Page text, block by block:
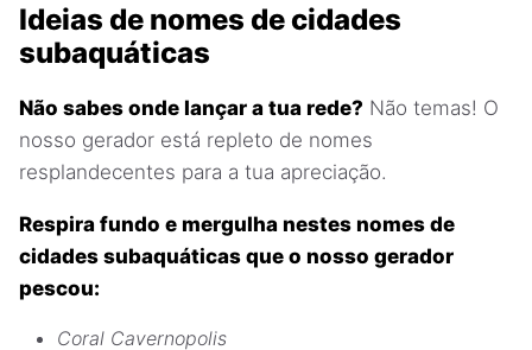
Ideias de nomes de cidades
subaquáticas
Não sabes onde lançar a tua rede? Não temas! O
nosso gerador está repleto de nomes
resplandecentes para a tua apreciação.
Respira fundo e mergulha nestes nomes de
cidades subaquáticas que o nosso gerador
pescou:
Coral Cavernopolis